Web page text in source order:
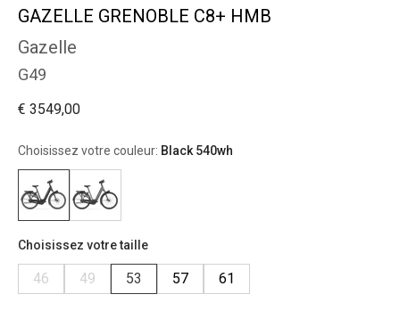
GAZELLE GRENOBLE C8+ HMB
Gazelle
G49
€ 3549,00
Choisissez votre couleur: Black 540wh
Choisissez votre taille
46 49 53 57 61